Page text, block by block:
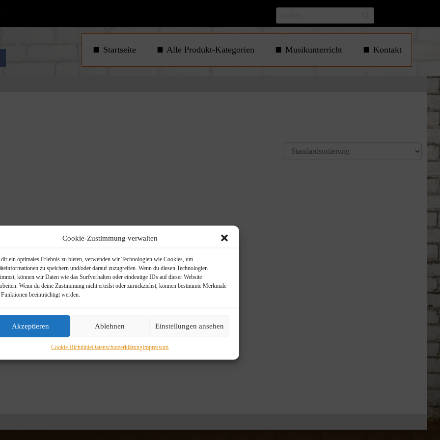
Cookie-Zustimmung verwalten
ein optimales Erlebnis zu bieten, verwenden wir Technologien wie Cookies, um
zu speichern und/oder darauf zuzugreifen. Wenn du diesen Technologien
können wir Daten wie das Surfverhalten oder eindeutige IDs auf dieser Website
Wenn du deine Zustimmung nicht erteilst oder zurückziehst, können bestimmte Merkmale
beeinträchtigt werden.
Akzeptieren Ablehnen Einstellungen ansehen
Cookie-RichtlinieDatenschutzerklärungImpressum
Startseite Alle Produkt-Kategorien Musikunterricht Kontakt